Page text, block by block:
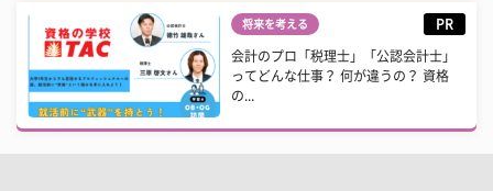
将来を考える PR
会計のプロ「税理士」「公認会計士」
ってどんな仕事？ 何が違うの？ 資格
の...